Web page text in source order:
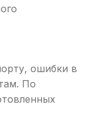
ошибки в
По